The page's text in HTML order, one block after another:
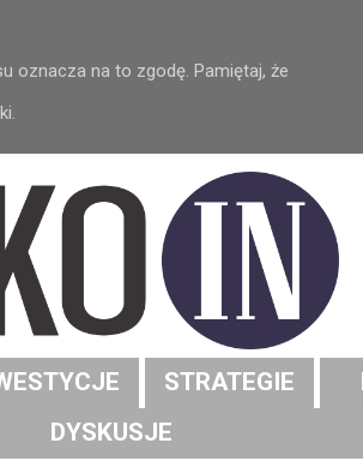
oznacza na to zgodę. Pamiętaj, że
STRATEGIE
DYSKUSJE